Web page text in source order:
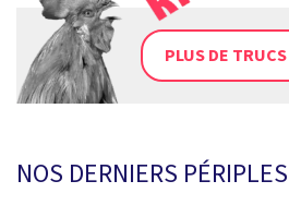
PLUS DE
NOS DERNIERS PÉRIPLES